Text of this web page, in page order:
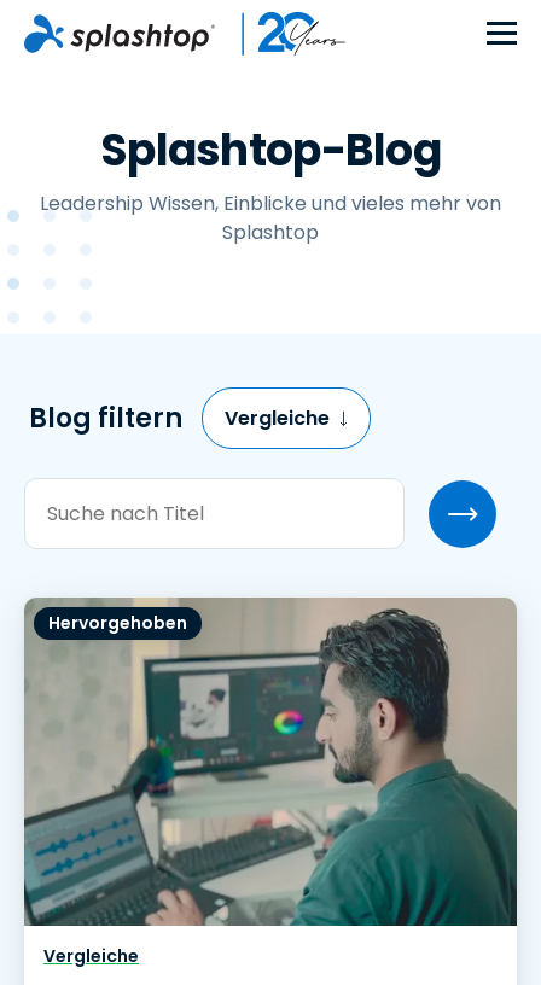
Splashtop-Blog
Leadership Wissen, Einblicke und vieles mehr von
Splashtop
Blog filtern Vergleiche
Hervorgehoben
Vergleiche